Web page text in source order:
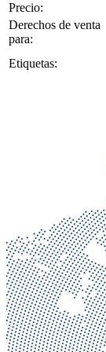
Precio:
Derechos de venta
para:
Etiquetas: